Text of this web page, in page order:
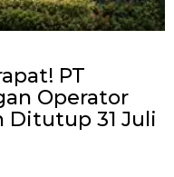
PT
Operator
Ditutup 31 Juli